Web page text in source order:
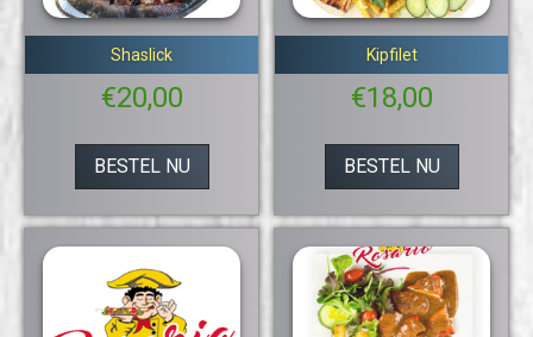
Shaslick
€20,00
BESTEL NU
Kipfilet
€18,00
BESTEL NU